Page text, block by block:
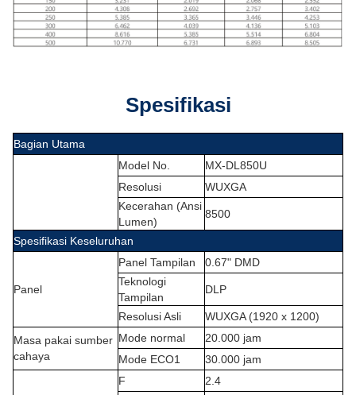
Spesifikasi
Bagian Utama
Model No.
MX-DL850U
Resolusi
WUXGA
Kecerahan (Ansi
Lumen)
8500
Spesifikasi Keseluruhan
Panel
Panel Tampilan
0.67" DMD
Teknologi
Tampilan
DLP
Resolusi Asli
WUXGA (1920 x 1200)
Masa pakai sumber
cahaya
Mode normal
20.000 jam
Mode ECO1
30.000 jam
F
2.4